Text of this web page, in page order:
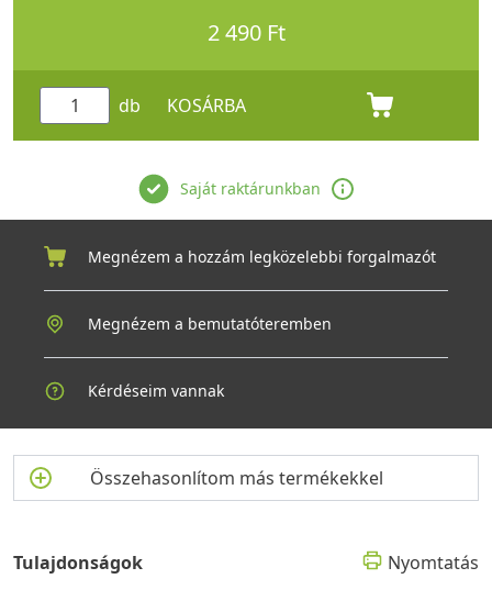
2 490 Ft
db KOSÁRBA
Saját raktárunkban
Megnézem a hozzám legközelebbi forgalmazót
Megnézem a bemutatóteremben
Kérdéseim vannak
Összehasonlítom más termékekkel
Tulajdonságok Nyomtatás